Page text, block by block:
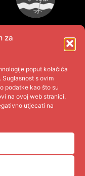
za
poput kolačića
s ovim
podatke kao što su
na ovoj web stranici.
utjecati na